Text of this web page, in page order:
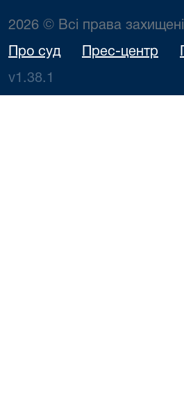
2026 © Всі права захищені
Про суд Прес-центр
v1.38.1